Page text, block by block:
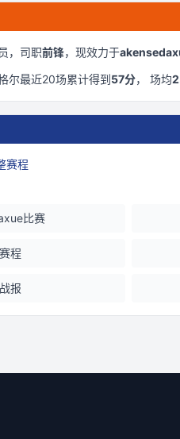
，司职前锋，现效力于
尔最近20场累计得到57分， 场均
赛程
比赛
程
报